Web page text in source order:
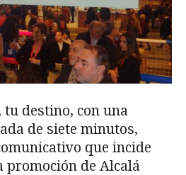
destino, con una
de siete minutos,
que incide
promoción de Alcalá